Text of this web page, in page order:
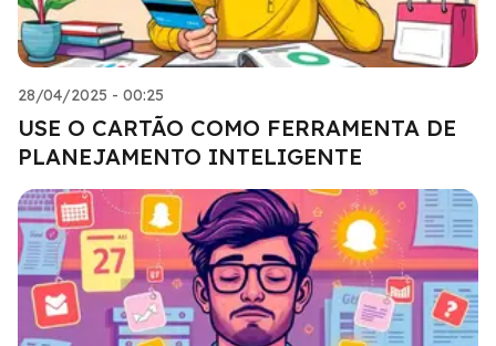
28/04/2025 - 00:25
USE O CARTÃO COMO FERRAMENTA DE
PLANEJAMENTO INTELIGENTE